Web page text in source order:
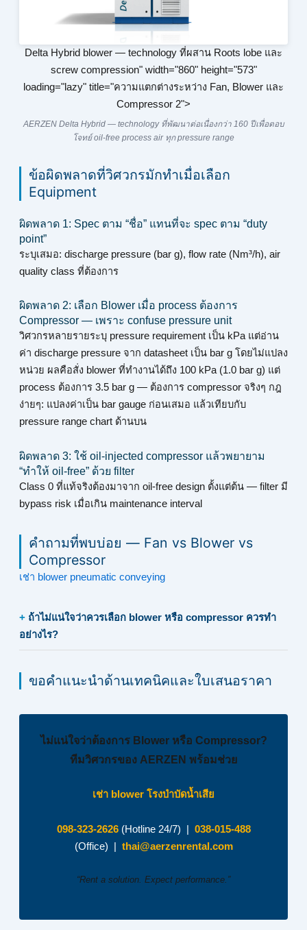
Delta Hybrid blower — technology ที่ผสาน Roots lobe และ
screw compression" width="860" height="573"
loading="lazy" title="ความแตกต่างระหว่าง Fan, Blower และ
Compressor 2">
AERZEN Delta Hybrid — technology ที่พัฒนาต่อเนื่องกว่า 160 ปีเพื่อตอบ
โจทย์ oil-free process air ทุก pressure range
ข้อผิดพลาดที่วิศวกรมักทำเมื่อเลือก
Equipment
ผิดพลาด 1: Spec ตาม “ชื่อ” แทนที่จะ spec ตาม “duty
point”
ระบุเสมอ: discharge pressure (bar g), flow rate (Nm³/h), air
quality class ที่ต้องการ
ผิดพลาด 2: เลือก Blower เมื่อ process ต้องการ
Compressor — เพราะ confuse pressure unit
วิศวกรหลายรายระบุ pressure requirement เป็น kPa แต่อ่าน
ค่า discharge pressure จาก datasheet เป็น bar g โดยไม่แปลง
หน่วย ผลคือสั่ง blower ที่ทำงานได้ถึง 100 kPa (1.0 bar g) แต่
process ต้องการ 3.5 bar g — ต้องการ compressor จริงๆ กฎ
ง่ายๆ: แปลงค่าเป็น bar gauge ก่อนเสมอ แล้วเทียบกับ
pressure range chart ด้านบน
ผิดพลาด 3: ใช้ oil-injected compressor แล้วพยายาม
“ทำให้ oil-free” ด้วย filter
Class 0 ที่แท้จริงต้องมาจาก oil-free design ตั้งแต่ต้น — filter มี
bypass risk เมื่อเกิน maintenance interval
คำถามที่พบบ่อย — Fan vs Blower vs
Compressor
เช่า blower pneumatic conveying
ถ้าไม่แน่ใจว่าควรเลือก blower หรือ compressor ควรทำ
อย่างไร?
ขอคำแนะนำด้านเทคนิคและใบเสนอราคา
ไม่แน่ใจว่าต้องการ Blower หรือ Compressor?
ทีมวิศวกรของ AERZEN พร้อมช่วย
เช่า blower โรงบำบัดน้ำเสีย
098-323-2626(Hotline 24/7) | 038-015-488
(Office) | thai@aerzenrental.com
“Rent a solution. Expect performance.”